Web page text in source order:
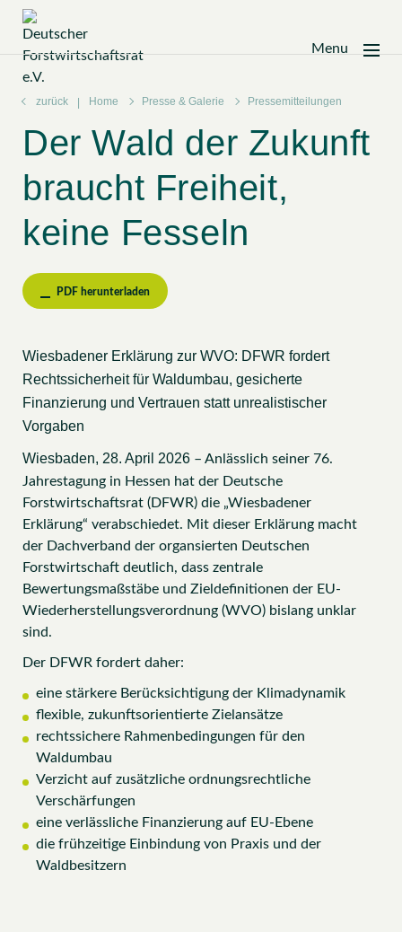
Zum
Inhalt
springen
Menu
zurück Home Presse & Galerie Pressemitteilungen
Der Wald der Zukunft
braucht Freiheit,
keine Fesseln
PDF herunterladen
Wiesbadener Erklärung zur WVO: DFWR fordert
Rechtssicherheit für Waldumbau, gesicherte
Finanzierung und Vertrauen statt unrealistischer
Vorgaben
Wiesbaden, 28. April 2026 – Anlässlich seiner 76.
Jahrestagung in Hessen hat der Deutsche
Forstwirtschaftsrat (DFWR) die „Wiesbadener
Erklärung“ verabschiedet. Mit dieser Erklärung macht
der Dachverband der organsierten Deutschen
Forstwirtschaft deutlich, dass zentrale
Bewertungsmaßstäbe und Zieldefinitionen der EU-
Wiederherstellungsverordnung (WVO) bislang unklar
sind.
Der DFWR fordert daher:
eine stärkere Berücksichtigung der Klimadynamik
flexible, zukunftsorientierte Zielansätze
rechtssichere Rahmenbedingungen für den
Waldumbau
Verzicht auf zusätzliche ordnungsrechtliche
Verschärfungen
eine verlässliche Finanzierung auf EU-Ebene
die frühzeitige Einbindung von Praxis und der
Waldbesitzern